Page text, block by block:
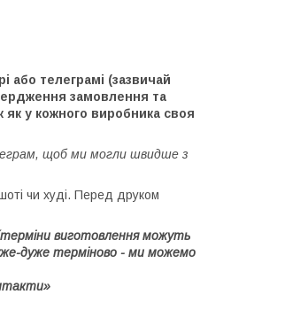
телеграмі (зазвичай
замовлення та
у кожного виробника своя
щоб ми могли швидше з
чи худі. Перед друком
виготовлення можуть
дуже терміново - ми можемо